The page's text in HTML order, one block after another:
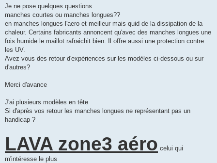
Je ne pose quelques questions
manches courtes ou manches longues??
en manches longues l'aero et meilleur mais quid de la dissipation de la
chaleur. Certains fabricants annoncent qu'avec des manches longues une
fois humide le maillot rafraichit bien. Il offre aussi une protection contre
les UV.
Avez vous des retour d'expériences sur les modèles ci-dessous ou sur
d'autres?
Merci d'avance
J'ai plusieurs modèles en tête
Si d'après vos retour les manches longues ne représentant pas un
handicap ?
LAVA zone3 aéro celui qui
m'intéresse le plus